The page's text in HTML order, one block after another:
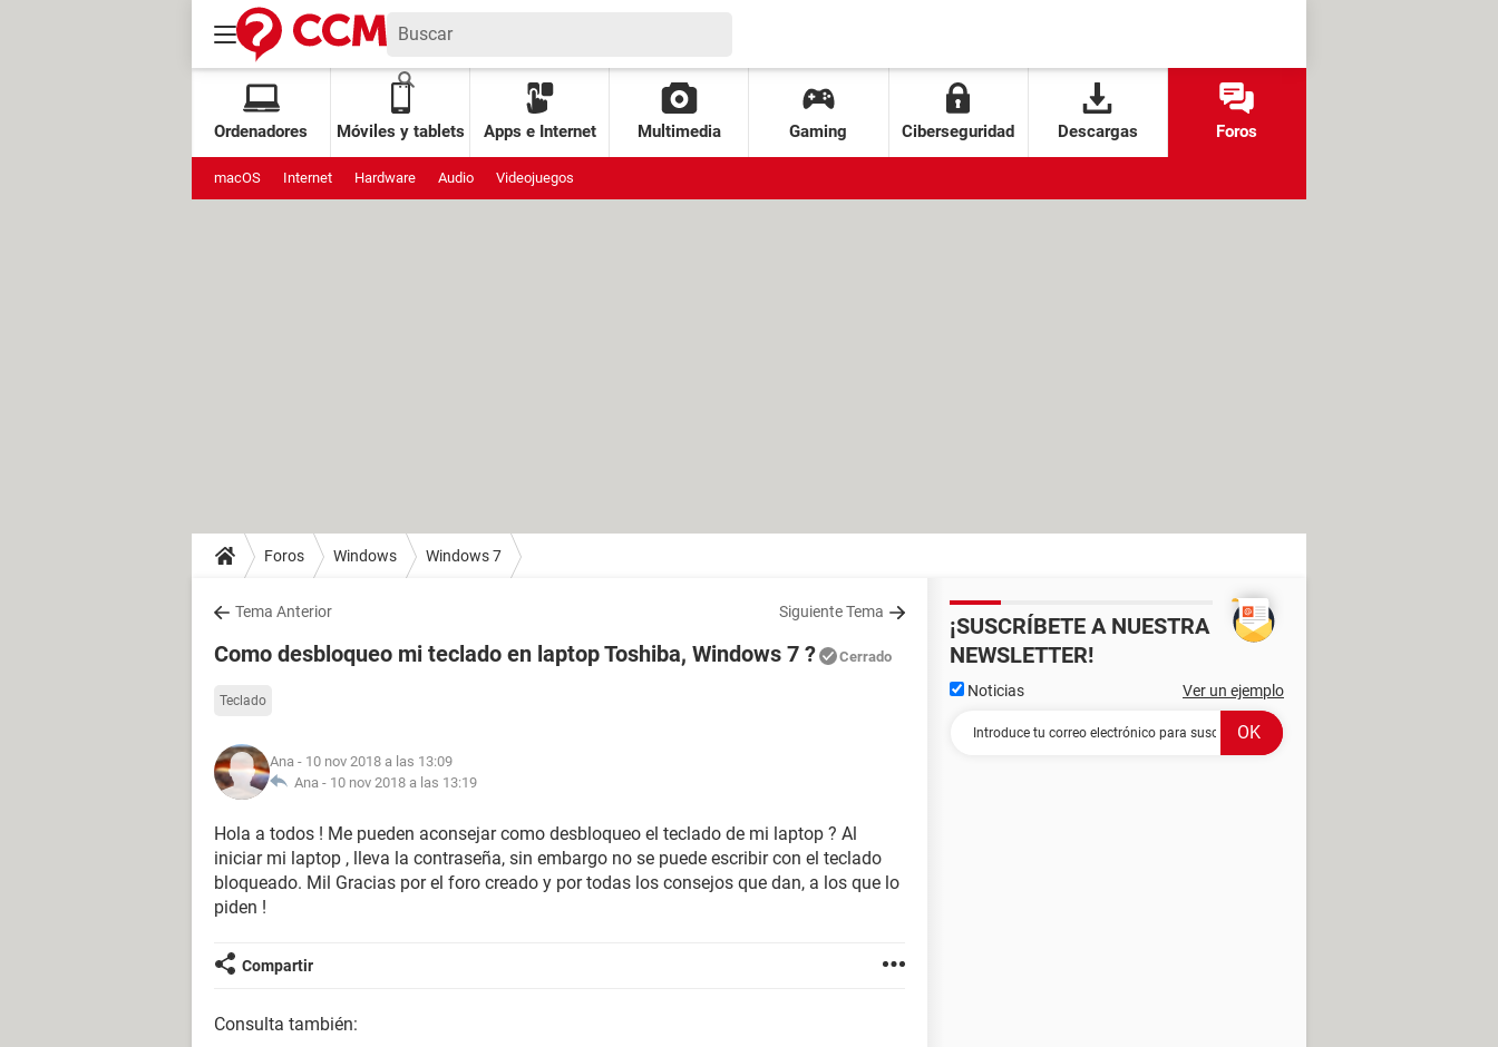
Ordenadores Móviles y tablets Apps e Internet Multimedia Gaming Ciberseguridad Descargas Foros
macOS Internet Hardware Audio Videojuegos
Foros Windows Windows 7
Tema Anterior Siguiente Tema
Como desbloqueo mi teclado en laptop Toshiba, Windows 7 ? Cerrado
Teclado
Ana - 10 nov 2018 a las 13:09
Ana - 10 nov 2018 a las 13:19
Hola a todos ! Me pueden aconsejar como desbloqueo el teclado de mi laptop ? Al
iniciar mi laptop , lleva la contraseña, sin embargo no se puede escribir con el teclado
bloqueado. Mil Gracias por el foro creado y por todas los consejos que dan, a los que lo
piden !
Compartir
Consulta también:
¡SUSCRÍBETE A NUESTRA
NEWSLETTER!
Noticias Ver un ejemplo